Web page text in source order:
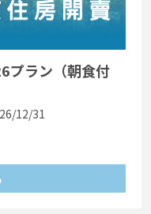
プラン（朝食付
12/31